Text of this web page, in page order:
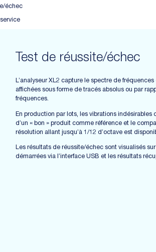
échec
Test de réussite/échec
L’analyseur XL2 capture le spectre de
affichées sous forme de tracés absolus ou par
fréquences.
En production par lots, les vibrations
d’un « bon » produit comme référence et le
résolution allant jusqu’à 1/12 d’octave est
Les résultats de réussite/échec sont visualisés
démarrées via l’interface USB et les résultats